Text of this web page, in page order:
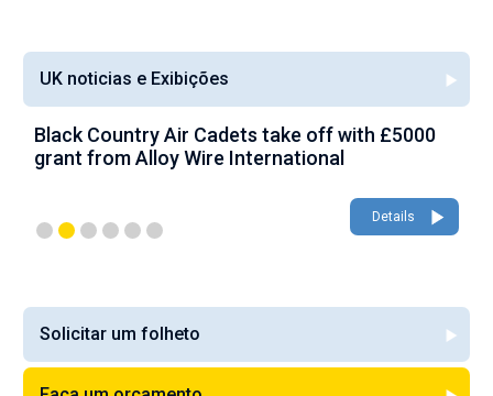
UK noticias e Exibições
Black Country Air Cadets take off with £5000
grant from Alloy Wire International
Details
Solicitar um folheto